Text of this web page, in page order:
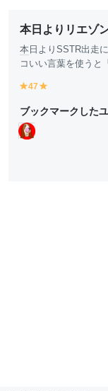
本日よりリエゾ
本 日よりSSTR出走
コいい言葉を使うと
y
ll
o
w
47
ll
ブックマークした